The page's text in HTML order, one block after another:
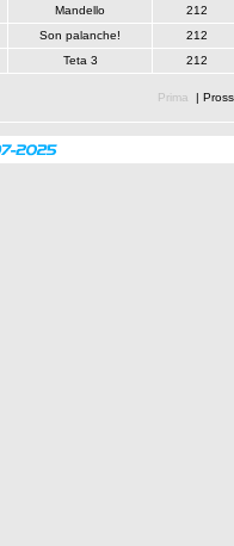
Mandello
212
Son palanche!
212
Teta 3 212
Prima |